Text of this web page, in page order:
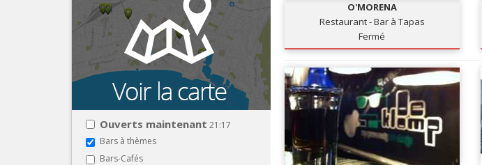
Ouverts maintenant 21:17
Bars à thèmes
Bars-Cafés
O'MORENA
Restaurant - Bar à Tapas
Fermé